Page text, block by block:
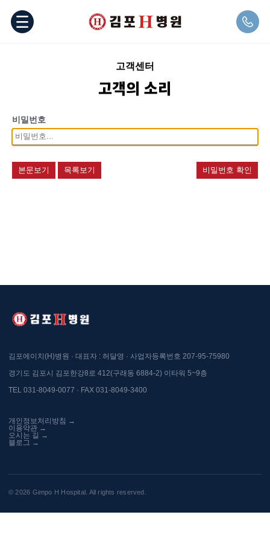
고객센터
고객의 소리
비밀번호
본문보기 목록보기 비밀번호 확인
김포에이치(H)병원 · 대표자 : 허달영 · 사업자등록번호 207-95-75980
경기도 김포시 김포한강8로 412(구래동 6884-2) 이타워 5~9층
TEL 031-8049-0077 · FAX 031-8049-3400
개인정보처리방침 →
이용약관 →
오시는 길 →
블로그 →
© 2026 Gimpo H Hospital. All rights reserved.